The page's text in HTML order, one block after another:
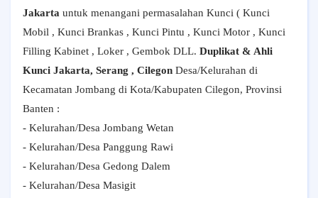
Jakarta untuk menangani permasalahan Kunci ( Kunci
Mobil , Kunci Brankas , Kunci Pintu , Kunci Motor , Kunci
Filling Kabinet , Loker , Gembok DLL. Duplikat & Ahli
Kunci Jakarta, Serang , Cilegon Desa/Kelurahan di
Kecamatan Jombang di Kota/Kabupaten Cilegon, Provinsi
Banten :
- Kelurahan/Desa Jombang Wetan
- Kelurahan/Desa Panggung Rawi
- Kelurahan/Desa Gedong Dalem
- Kelurahan/Desa Masigit